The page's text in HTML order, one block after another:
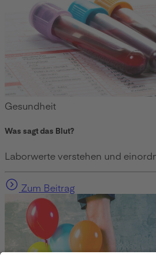
Gesundheit
Was sagt das Blut?
Laborwerte verstehen und
Zum Beitrag